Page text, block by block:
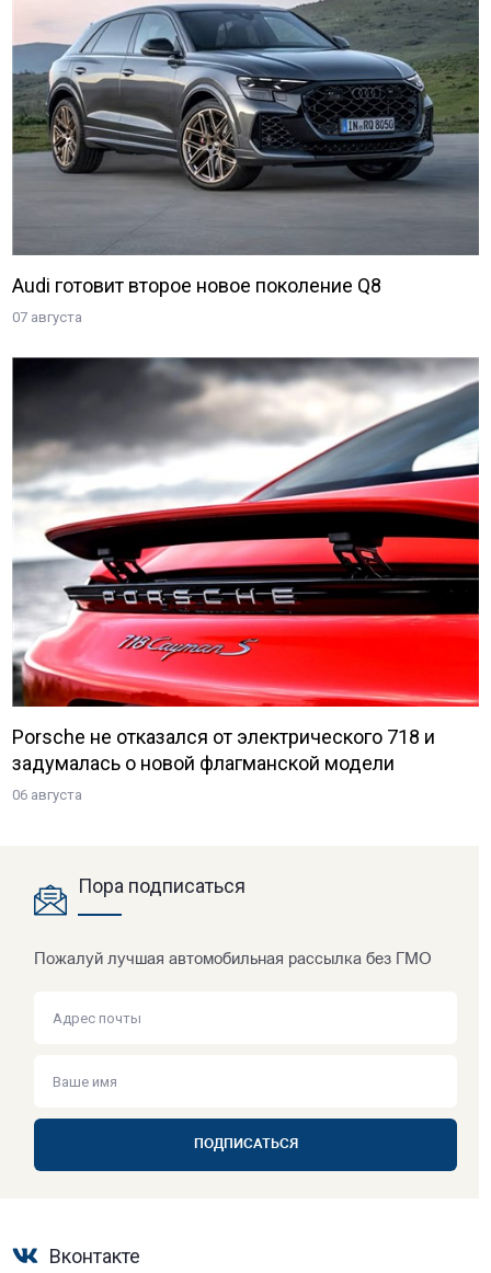
Audi готовит второе новое поколение Q8
07 августа
Porsche не отказался от электрического 718 и
задумалась о новой флагманской модели
06 августа
Пора подписаться
Пожалуй лучшая автомобильная рассылка без ГМО
ПОДПИСАТЬСЯ
Вконтакте